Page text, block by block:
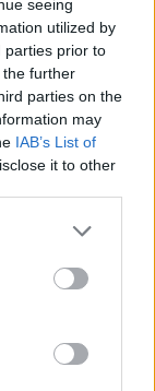
seeing
utilized by
parties prior to
further
parties on the
may
IAB’s List of
it to other